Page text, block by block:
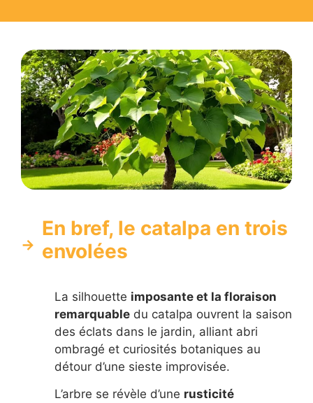
En bref, le catalpa en trois
envolées
La silhouette imposante et la floraison
remarquable du catalpa ouvrent la saison
des éclats dans le jardin, alliant abri
ombragé et curiosités botaniques au
détour d’une sieste improvisée.
L’arbre se révèle d’une rusticité